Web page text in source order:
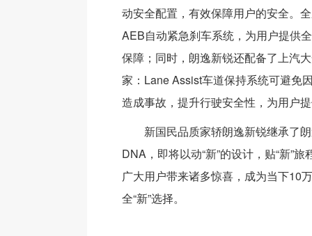
动安全配置，有效保障用户的安全。
AEB自动紧急刹车系统，为用户提供
保障；同时，朗逸新锐还配备了上汽
家：Lane Assist车道保持系统可避免
造成事故，提升行驶安全性，为用户
新国民品质家轿朗逸新锐继承了
DNA，即将以动“新”的设计，贴“新”旅
广大用户带来诸多惊喜，成为当下10
全“新”选择。